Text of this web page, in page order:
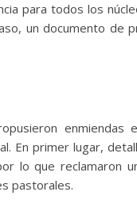
para todos los
un documento de
En primer lugar,
lo que reclamaron
pastorales.